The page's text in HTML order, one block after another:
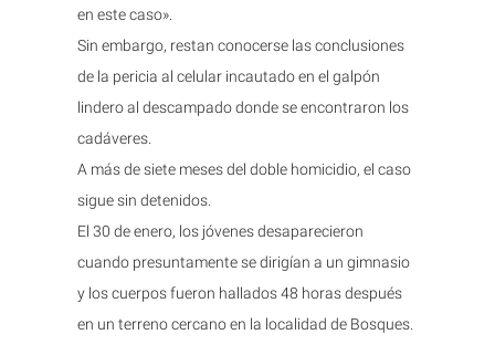
en este caso».
Sin embargo, restan conocerse las conclusiones
de la pericia al celular incautado en el galpón
lindero al descampado donde se encontraron los
cadáveres.
A más de siete meses del doble homicidio, el caso
sigue sin detenidos.
El 30 de enero, los jóvenes desaparecieron
cuando presuntamente se dirigían a un gimnasio
y los cuerpos fueron hallados 48 horas después
en un terreno cercano en la localidad de Bosques.